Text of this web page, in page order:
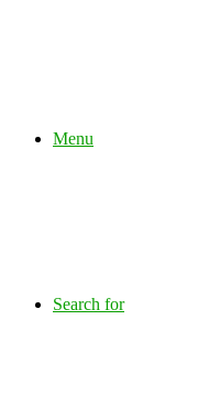
Menu
Search for